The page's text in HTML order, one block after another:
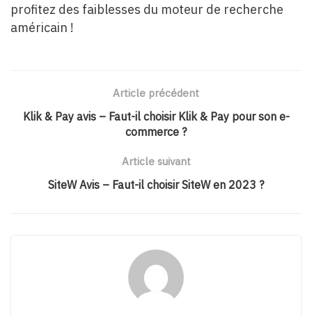
profitez des faiblesses du moteur de recherche
américain !
Article précédent
Klik & Pay avis – Faut-il choisir Klik & Pay pour son e-
commerce ?
Article suivant
SiteW Avis – Faut-il choisir SiteW en 2023 ?